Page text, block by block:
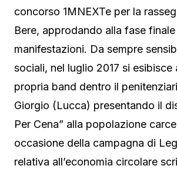
concorso 1MNEXTe per la
Bere, approdando alla fase
manifestazioni. Da sempre
sociali, nel luglio 2017 si esibisce
propria band dentro il
Giorgio (Lucca) presentando il
Per Cena” alla popolazione
occasione della campagna di
relativa all’economia circolare